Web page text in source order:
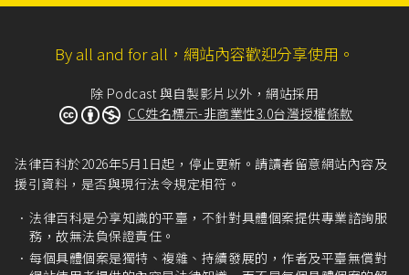
By all and for all，網站內容歡迎分享使用。
除 Podcast 與自製影片以外，網站採用
CC姓名標示-非商業性3.0台灣授權條款
法律百科於2026年5月1日起，停止更新。請讀者留意網站內容及
援引資料，是否與現行法令規定相符。
法律百科是分享知識的平臺，不針對具體個案提供專業諮詢服
務，故無法負保證責任。
每個具體個案是獨特、複雜、持續發展的，作者及平臺無償對